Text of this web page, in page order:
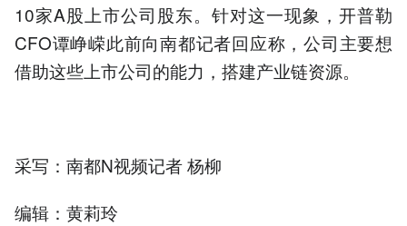
10家A股上市公司股东。针对这一现象，开普勒
CFO谭峥嵘此前向南都记者回应称，公司主要想
借助这些上市公司的能力，搭建产业链资源。
采写：南都N视频记者 杨柳
编辑：黄莉玲